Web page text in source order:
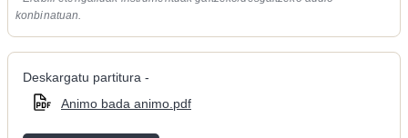
konbinatuan.
Deskargatu partitura -
Animo bada animo.pdf